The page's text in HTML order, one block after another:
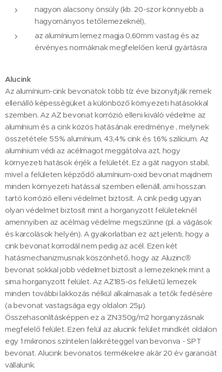
nagyon alacsony önsúly (kb. 20-szor könnyebb a
hagyományos tetőlemezeknél),
az alumínium lemez magja 0,60mm vastag és az
érvényes normáknak megfelelően kerül gyártásra
Alucink
Az alumínium-cink bevonatok több tíz éve bizonyítják remek
ellenálló képességüket a különböző környezeti hatásokkal
szemben. Az AZ bevonat korrózió elleni kiváló védelme az
alumínium és a cink közös hatásának eredménye , melynek
összetétele 55% alumínium, 43,4% cink és 1,6% szilícium. Az
alumínium védi az acélmagot meggátolva azt, hogy
környezeti hatások érjék a felületét. Ez a gát nagyon stabil,
mivel a felületen képződő alumínium-oxid bevonat majdnem
minden környezeti hatással szemben ellenáll, ami hosszan
tartó korrózió elleni védelmet biztosít. A cink pedig ugyan
olyan védelmet biztosít mint a horganyzott felületeknél
amennyiben az acélmag védelme megszűnne (pl. a vágások
és karcolások helyén). A gyakorlatban ez azt jelenti, hogy a
cink bevonat korrodál nem pedig az acél. Ezen két
hatásmechanizmusnak köszönhető, hogy az Aluzinc®
bevonat sokkal jobb védelmet biztosít a lemezeknek mint a
sima horganyzott felület. Az AZ185-ös felületű lemezek
minden további lakkozás nélkül alkalmasak a tetők fedésére
(a bevonat vastagsága egy oldalon 25μ).
Összehasonlításképpen ez a ZN350g/m2 horganyzásnak
megfelelő felület. Ezen felül az alucink felület mindkét oldalon
egy 1 mikronos színtelen lakkréteggel van bevonva - SPT
bevonat. Alucink bevonatos termékekre akár 20 év garanciát
vállalunk.